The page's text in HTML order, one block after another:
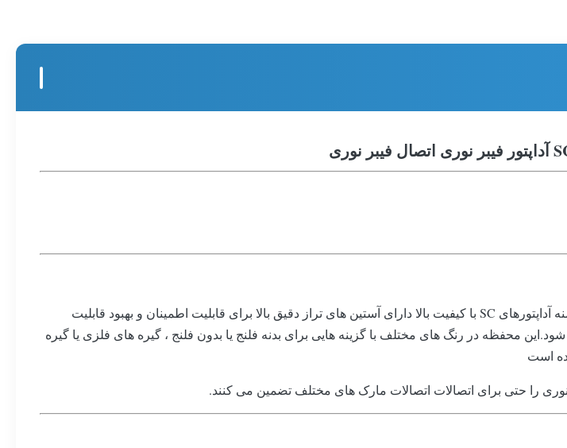
آداپتور فلزی SC Duplex برای اتصال و جفت سازی دو شاخه اتصال SC تولید شده است. دامنه آداپتورهای SC با کیفیت بالا دارای آستین های تراز دقیق بالا برای قابلیت اطمینان و بهبود قابلیت
محفظه در رنگ های مختلف با گزینه هایی برای بدنه فلنج یا بدون فلنج ، گیره های فلزی یا گیره
است
را حتی برای اتصالات اتصالات مارک های مختلف تضمین می کنند.